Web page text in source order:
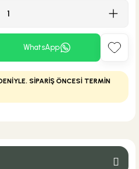
WhatsApp
SİPARİŞ ÖNCESİ TERMİN